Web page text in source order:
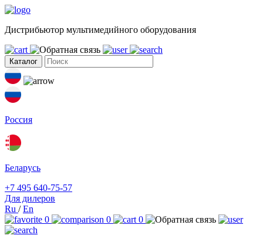
Дистрибьютор мультимедийного оборудования
Каталог
Россия
Беларусь
+7 495 640-75-57
Для дилеров
Ru /En
0
0 0